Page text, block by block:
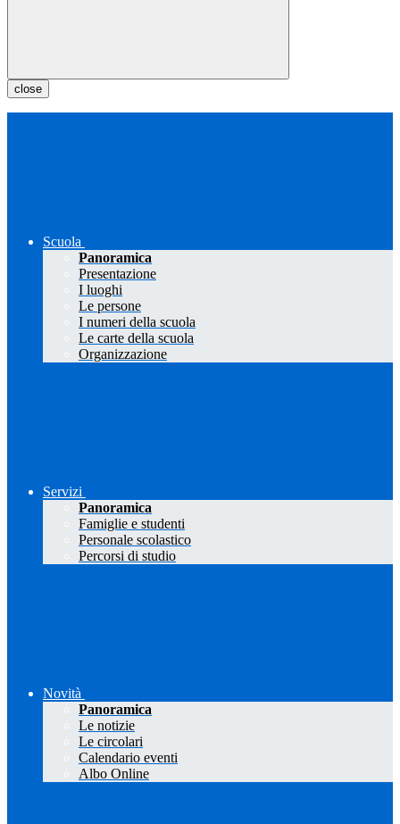
close
Scuola
Panoramica
Presentazione
I luoghi
Le persone
I numeri della scuola
Le carte della scuola
Organizzazione
Servizi
Panoramica
Famiglie e studenti
Personale scolastico
Percorsi di studio
Novità
Panoramica
Le notizie
Le circolari
Calendario eventi
Albo Online